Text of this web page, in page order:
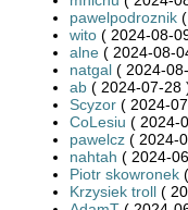
pawelpodroznik
wito ( 2024-08-
alne ( 2024-08-
natgal ( 2024-
ab ( 2024-07-28
Scyzor ( 2024-
CoLesiu ( 2024-
pawelcz ( 2024-
nahtah ( 2024-
Piotr skowronek
Krzysiek troll (